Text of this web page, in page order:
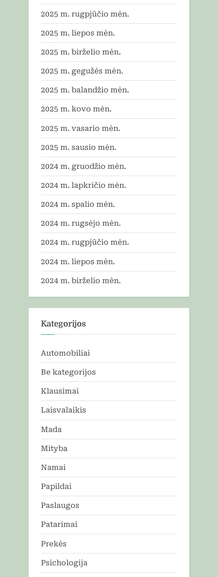
2025 m. rugpjūčio mėn.
2025 m. liepos mėn.
2025 m. birželio mėn.
2025 m. gegužės mėn.
2025 m. balandžio mėn.
2025 m. kovo mėn.
2025 m. vasario mėn.
2025 m. sausio mėn.
2024 m. gruodžio mėn.
2024 m. lapkričio mėn.
2024 m. spalio mėn.
2024 m. rugsėjo mėn.
2024 m. rugpjūčio mėn.
2024 m. liepos mėn.
2024 m. birželio mėn.
Kategorijos
Automobiliai
Be kategorijos
Klausimai
Laisvalaikis
Mada
Mityba
Namai
Papildai
Paslaugos
Patarimai
Prekės
Psichologija